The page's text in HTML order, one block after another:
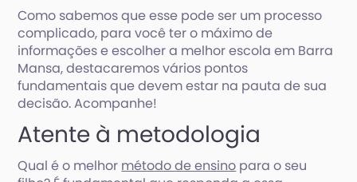
Como sabemos que esse pode ser um processo
complicado, para você ter o máximo de
informações e escolher a melhor escola em Barra
Mansa, destacaremos vários pontos
fundamentais que devem estar na pauta de sua
decisão. Acompanhe!
Atente à metodologia
Qual é o melhor método de ensino para o seu